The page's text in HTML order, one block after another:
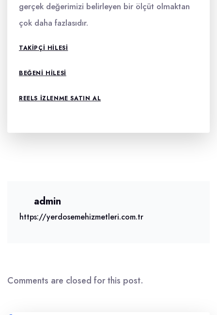
gerçek değerimizi belirleyen bir ölçüt olmaktan
çok daha fazlasıdır.
TAKIPÇI HILESI
BEĞENI HILESI
REELS IZLENME SATIN AL
admin
https://yerdosemehizmetleri.com.tr
Comments are closed for this post.